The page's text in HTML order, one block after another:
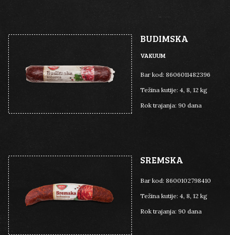
BUDIMSKA
VAKUUM
Bar kod: 8606011482396
Težina kutije: 4, 8, 12 kg
Rok trajanja: 90 dana
SREMSKA
Bar kod: 8600102798410
Težina kutije: 4, 8, 12 kg
Rok trajanja: 90 dana